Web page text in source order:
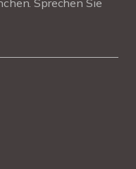
Sprechen Sie